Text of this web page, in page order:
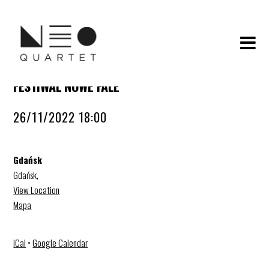
FESTIWAL NOWE FALE
26/11/2022 18:00
Gdańsk
Gdańsk,
View Location
Mapa
iCal •Google Calendar